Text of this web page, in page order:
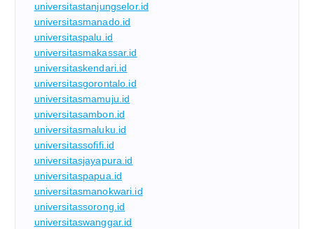
universitastanjungselor.id
universitasmanado.id
universitaspalu.id
universitasmakassar.id
universitaskendari.id
universitasgorontalo.id
universitasmamuju.id
universitasambon.id
universitasmaluku.id
universitassofifi.id
universitasjayapura.id
universitaspapua.id
universitasmanokwari.id
universitassorong.id
universitaswanggar.id